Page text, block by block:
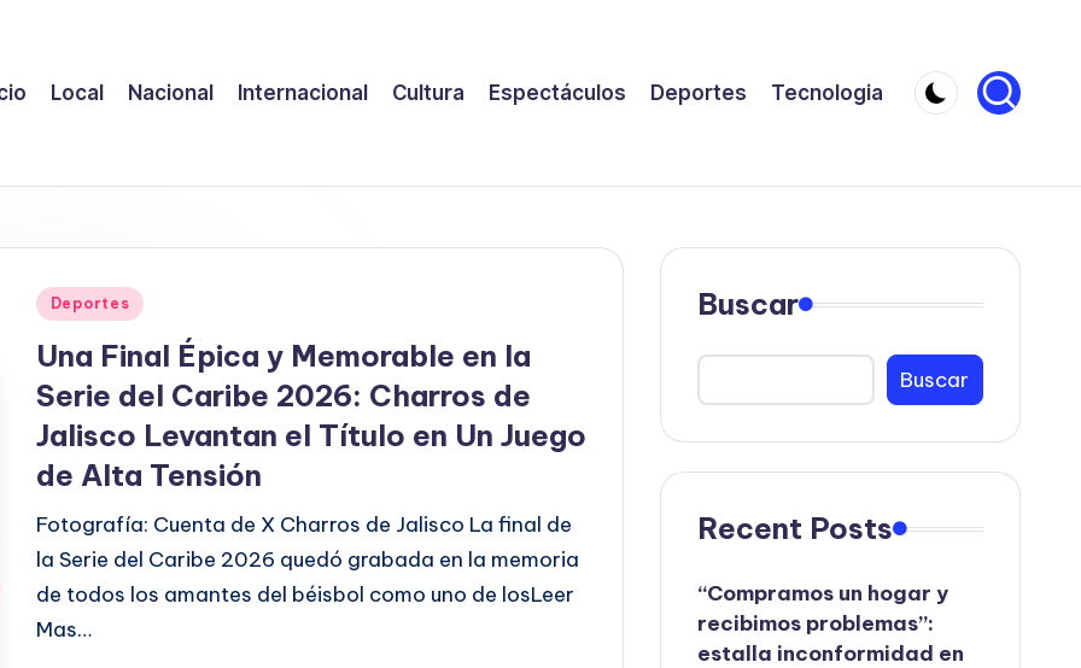
Local Nacional Internacional Cultura Espectáculos Deportes Tecnologia
Publicado
Deportes
Una Final Épica y Memorable en la
Serie del Caribe 2026: Charros de
Jalisco Levantan el Título en Un Juego
de Alta Tensión
Fotografía: Cuenta de X Charros de Jalisco La final de
la Serie del Caribe 2026 quedó grabada en la memoria
de todos los amantes del béisbol como uno de losLeer
Mas…
Buscar
Buscar
Recent Posts
“Compramos un hogar y
recibimos problemas”:
estalla inconformidad en